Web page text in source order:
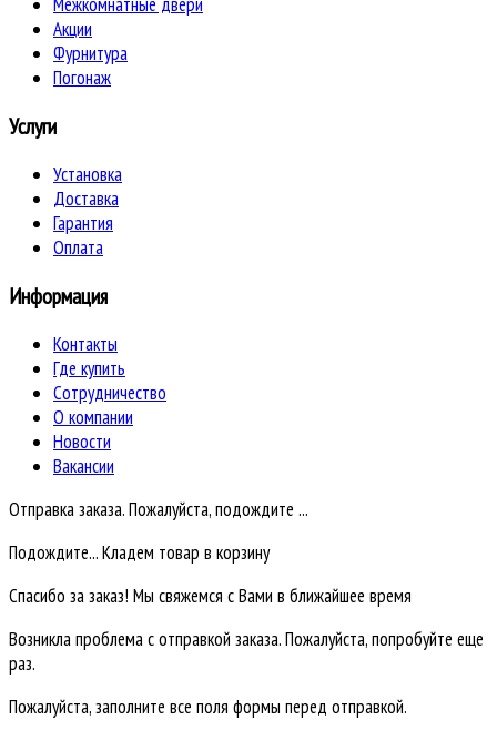
Акции
Фурнитура
Погонаж
Услуги
Установка
Доставка
Гарантия
Оплата
Информация
Контакты
Где купить
Сотрудничество
О компании
Новости
Вакансии
Отправка заказа. Пожалуйста, подождите ...
Подождите... Кладем товар в корзину
Спасибо за заказ! Мы свяжемся с Вами в ближайшее время
Возникла проблема с отправкой заказа. Пожалуйста, попробуйте еще
раз.
Пожалуйста, заполните все поля формы перед отправкой.